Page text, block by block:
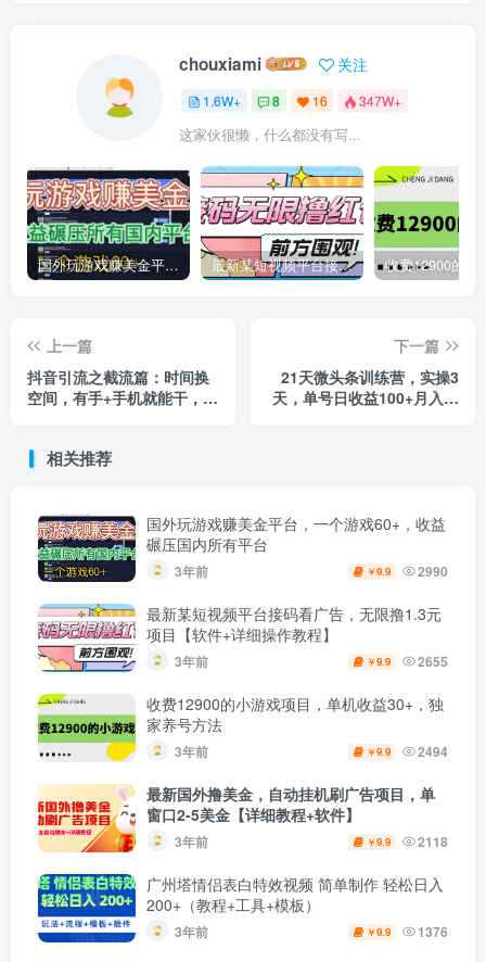
chouxiami 关注
1.6W+ 8 16 347W+
这家伙很懒，什么都没有写...
国外玩游戏赚美金平台，一个游戏60+，收益碾压国内所有平台 最新某短视频平台接码看广告，无限撸1.3元项目【软件+详细操作教程】
上一篇
抖音引流之截流篇：时间换
空间，有手+手机就能干，超
下一篇
21天微头条训练营，实操3
天，单号日收益100+月入过
相关推荐
国外玩游戏赚美金平台，一个游戏60+，收益
碾压国内所有平台
3年前 ￥9.9 2990
最新某短视频平台接码看广告，无限撸1.3元
项目【软件+详细操作教程】
3年前 ￥9.9 2655
收费12900的小游戏项目，单机收益30+，独
家养号方法
3年前 ￥9.9 2494
最新国外撸美金，自动挂机刷广告项目，单
窗口2-5美金【详细教程+软件】
3年前 ￥9.9 2118
广州塔情侣表白特效视频 简单制作 轻松日入
200+（教程+工具+模板）
3年前 ￥9.9 1376